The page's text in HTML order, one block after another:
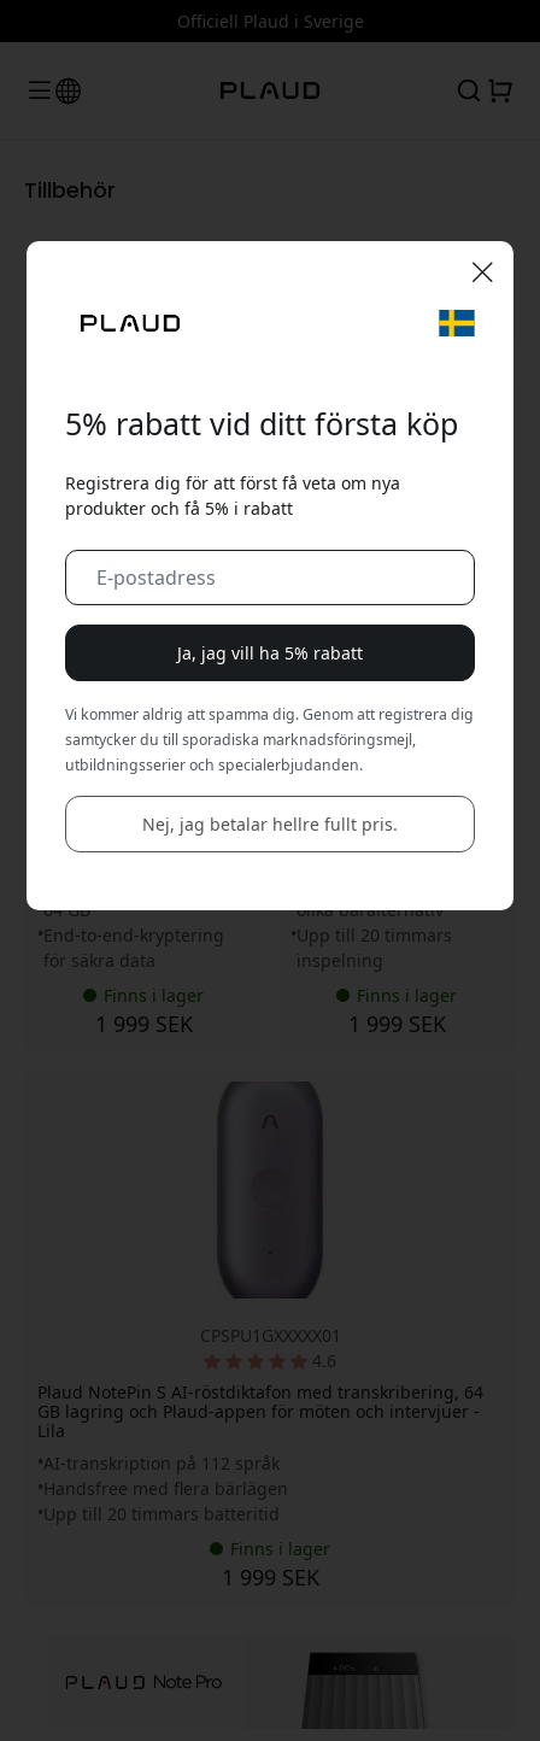
Officiell Plaud i Sverige
Tillbehör
CPSBK1GXXXXX01
Plaud NotePin S bärbar
AI-röstinspelare med
transkribering, 64 GB
lagring och upp till 20
timmars inspelning -
Svart
AI-transkription på 112+
språk
64 GB
End-to-end-kryptering
för säkra data
Finns i lager
1 999 SEK
CPSSI1GXXXXX01
Plaud NotePin S AI-
röstdiktafon med
transkribering,
talaruppdelning, 64 GB
lagring och 20 timmars
inspelning - Silver
AI-transkription på 112
språk
olika bäralternativ
Upp till 20 timmars
inspelning
Finns i lager
1 999 SEK
CPSPU1GXXXXX01
4.6
Plaud NotePin S AI-röstdiktafon med transkribering, 64
GB lagring och Plaud-appen för möten och intervjuer -
Lila
AI-transkription på 112 språk
Handsfree med flera bärlägen
Upp till 20 timmars batteritid
Finns i lager
1 999 SEK
5% rabatt vid ditt första köp
Registrera dig för att först få veta om nya
produkter och få 5% i rabatt
Ja, jag vill ha 5% rabatt
Vi kommer aldrig att spamma dig. Genom att registrera dig
samtycker du till sporadiska marknadsföringsmejl,
utbildningsserier och specialerbjudanden.
Nej, jag betalar hellre fullt pris.
🎉 Din rabattkod:
Använd denna kod i kassan för att få 5% rabatt.